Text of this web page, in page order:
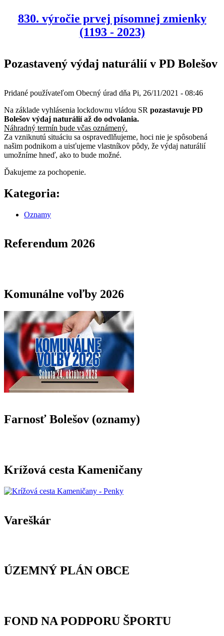
830. výročie prvej písomnej zmienky
(1193 - 2023)
Pozastavený výdaj naturálií v PD Bolešov
Pridané používateľom Obecný úrad dňa Pi, 26/11/2021 - 08:46
Na základe vyhlásenia lockdownu vládou SR pozastavuje PD
Bolešov výdaj naturálií až do odvolania.
Náhradný termín bude včas oznámený.
Za vzniknutú situáciu sa ospravedlňujeme, hoci nie je spôsobená
našim podnikom a uisťujeme vlastníkov pôdy, že výdaj naturálií
umožníme hneď, ako to bude možné.
Ďakujeme za pochopenie.
Kategoria:
Oznamy
Referendum 2026
Komunálne voľby 2026
Farnosť Bolešov (oznamy)
Krížová cesta Kameničany
Vareškár
ÚZEMNÝ PLÁN OBCE
FOND NA PODPORU ŠPORTU